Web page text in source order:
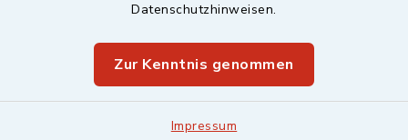
Datenschutzhinweisen.
Zur Kenntnis genommen
Impressum
Leitweg-ID & Rechnungsadressen